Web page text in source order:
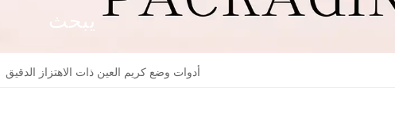
يبحث
أدوات وضع كريم العين ذات الاهتزاز الدقيق